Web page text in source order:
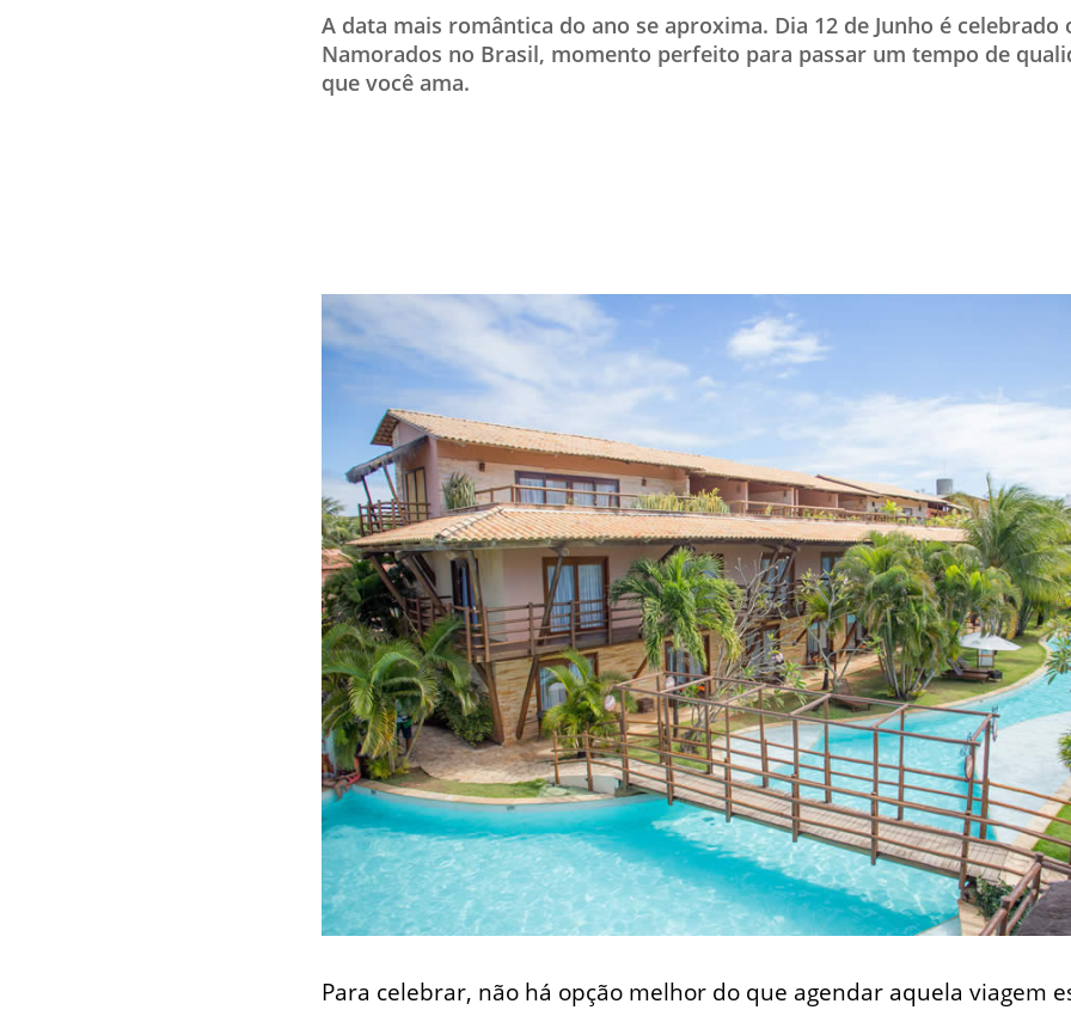
TESTADO E APROVADO
A data mais romântica do ano se aproxima. Dia 12 de Junho é celebrado
Namorados no Brasil, momento perfeito para passar um tempo de
que você ama.
Para celebrar, não há opção melhor do que agendar aquela viagem